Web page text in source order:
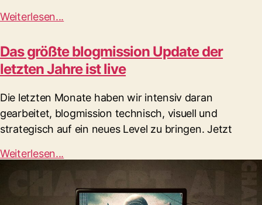
Weiterlesen...
Das größte blogmission Update der
letzten Jahre ist live
Die letzten Monate haben wir intensiv daran
gearbeitet, blogmission technisch, visuell und
strategisch auf ein neues Level zu bringen. Jetzt
Weiterlesen...